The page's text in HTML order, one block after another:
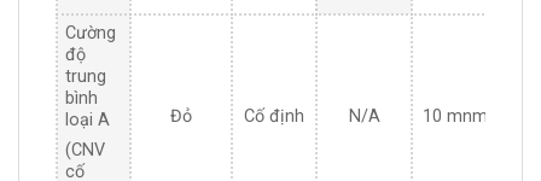
Cường
độ
trung
bình
loại A
(CNV
cố
Đỏ Cố định N/A 10 mnm